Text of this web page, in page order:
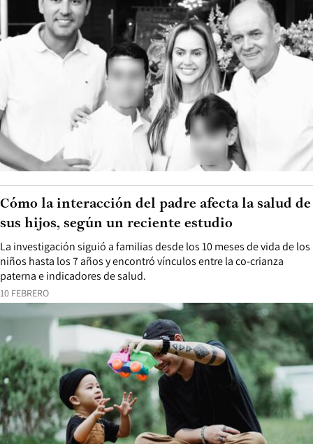
10 FEBRERO
La investigación siguió a familias desde los 10 meses de vida de los
niños hasta los 7 años y encontró vínculos entre la co-crianza
paterna e indicadores de salud.
Cómo la interacción del padre afecta la salud de
sus hijos, según un reciente estudio